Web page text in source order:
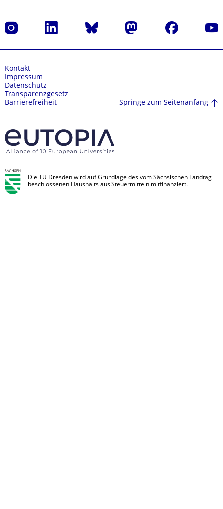
Instagram LinkedIn Bluesky Mastodon Facebook
Kontakt
Impressum
Datenschutz
Transparenzgesetz
Barrierefreiheit
Springe zum Seitenanfang
Die TU Dresden wird auf Grundlage des vom Sächsischen Landtag
beschlossenen Haushalts aus Steuermitteln mitfinanziert.